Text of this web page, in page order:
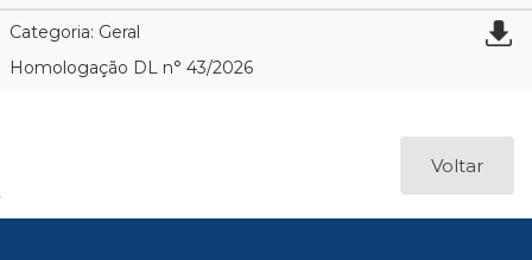
Categoria: Geral
Homologação DL n° 43/2026
Voltar